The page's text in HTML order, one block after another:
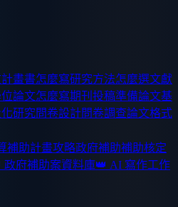
畫書怎麼寫研究方法怎麼選文獻
論文怎麼寫期刊投稿準備論文基
研究問卷設計問卷調查論文格式
補助計畫攻略政府補助補助核定
政府補助案資料庫👑 AI 寫作工作